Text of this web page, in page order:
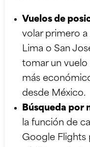
Vuelos de
volar primero
Lima o San
tomar un vuelo
más
desde México.
Búsqueda por
la función de
Google Flights